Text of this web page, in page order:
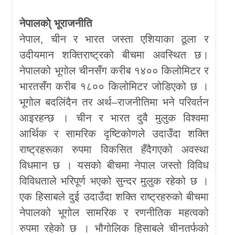
नेपालका्े भूराजनीति
नेपाल, चीन र भारत जस्ता एशियाका ठूला र
उदीयमान शक्तिराष्ट्रको बीचमा अवस्थित छ।
नेपालको भूगोल चीनसँग करीब १४०० किलोमिटर र
भारतसँग करीब १८०० किलोमिटर जोडिएको छ ।
भूगोल बदलिंदैन तर अर्थ–राजनीतिमा भने परिवर्तन
आइरहन्छ । चीन र भारत दुवै मुलुक विश्वमा
आर्थिक र सामरिक दृष्टिकोणले उदाउँदा शक्ति
राष्ट्रहरूका रुपमा विकसित हँदैगएको अवस्था
विधमान छ । यसको बीचमा नेपाल जस्तो विविध
विविधताले भरिपूर्ण भएको सुन्दर मुलुक रहेको छ ।
एक हिसाबले दुई उदाउँदा शक्ति राष्ट्रहरुको बीचमा
नेपालको भूगोल सामरिक र रणनीतिक महत्वको
रुपमा रहेको छ । भौगोलिक हिसाबले चीनतर्फको